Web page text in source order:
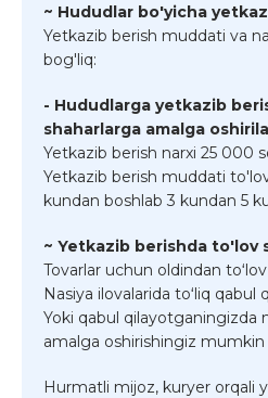
~ Hududlar bo'yicha
Yetkazib berish muddati va
bog'liq:
- Hududlarga yetkazib
shaharlarga amalga
Yetkazib berish narxi 25 000
Yetkazib berish muddati
kundan boshlab 3 kundan 5
~ Yetkazib berishda to'lov
Tovarlar uchun oldindan
Nasiya ilovalarida toʻliq qabul
Yoki qabul qilayotganingizda
amalga oshirishingiz mumkin
Hurmatli mijoz, kuryer orqali